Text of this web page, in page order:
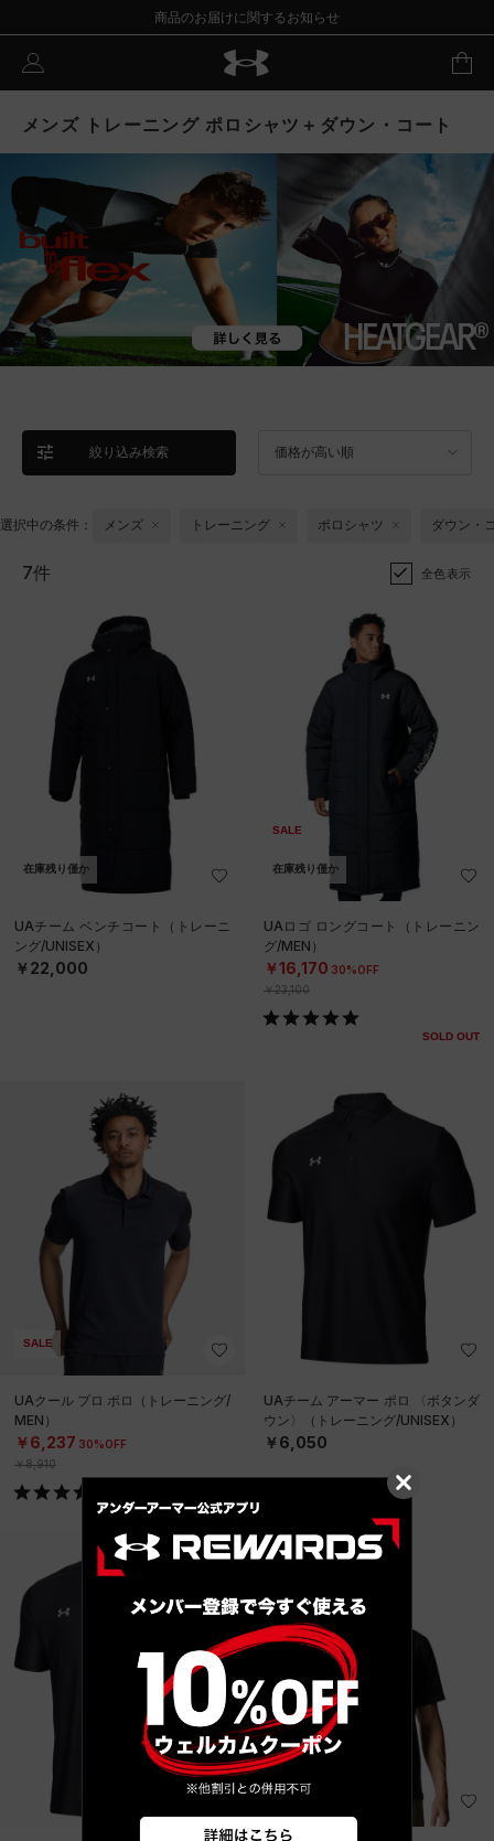
商品のお届けに関するお知らせ
メンズ トレーニング ポロシャツ＋ダウン・コート
絞り込み検索 価格が高い順
選択中の条件： メンズ トレーニング ポロシャツ ダウン・
7件 全色表示
在庫残り僅か
UAチーム ベンチコート（トレーニ
ング/UNISEX）
￥22,000
SALE
在庫残り僅か
UAロゴ ロングコート（トレーニン
グ/MEN）
￥16,170 30%OFF
￥23,100
SOLD OUT
SALE
UAクール プロ ポロ（トレーニング/
MEN）
￥6,237 30%OFF
￥8,910
UAチーム アーマー ポロ 〈ボタンダ
ウン〉（トレーニング/UNISEX）
￥6,050
SALE